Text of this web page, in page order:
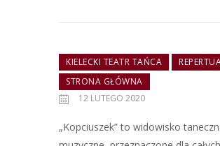
KIELECKI TEATR TAŃCA
STRONA GŁÓWNA
12 LUTEGO 2020
„Kopciuszek” to widowisko